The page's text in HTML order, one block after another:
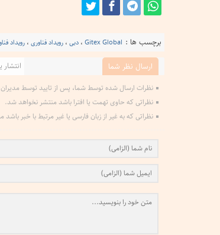
برچسب ها : Gitex Global ،دبی ،رویداد فناوری ،رویداد
ارسال نظر شما انتشار
نظرات ارسال شده توسط شما، پس از تایید توسط
نظراتی که حاوی تهمت یا افترا باشد منتشر نخواهد شد.
نظراتی که به غیر از زبان فارسی یا غیر مرتبط با خبر